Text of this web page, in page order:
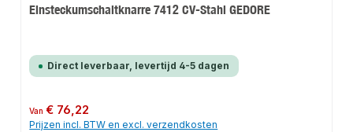
Einsteckumschaltknarre 7412 CV-Stahl GEDORE
Direct leverbaar, levertijd 4-5 dagen
Normale prijs:
Van€ 76,22
Prijzen incl. BTW en excl. verzendkosten